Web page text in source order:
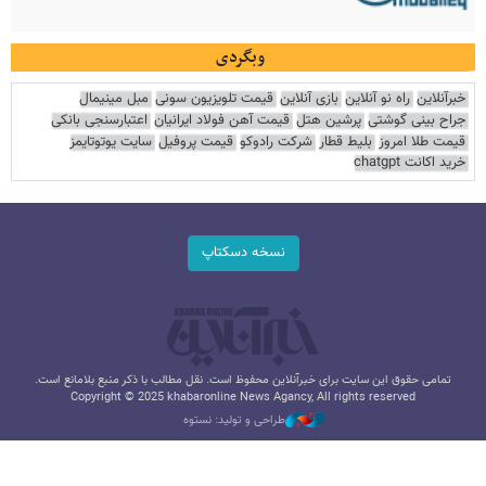
وبگردی
خبرآنلاین راه نو آنلاین بازی آنلاین قیمت تلویزیون سونی مبل مینیمال
جراح بینی گوشتی پرشین هتل قیمت آهن فولاد ایرانیان اعتبارسنجی بانکی
قیمت طلا امروز بلیط قطار شرکت رادوکو قیمت پروفیل سایت یوتوتایمز
خرید اکانت chatgpt
نسخه دسکتاپ
تمامی حقوق این سایت برای خبرآنلاین محفوظ است. نقل مطالب با ذکر منبع بلامانع است.
Copyright © 2025 khabaronline News Agancy, All rights reserved
طراحی و تولید: نستوه